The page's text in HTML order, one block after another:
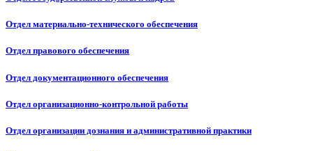
Отдел материально-технического обеспечения
Отдел правового обеспечения
Отдел документационного обеспечения
Отдел организационно-контрольной работы
Отдел организации дознания и административной практики